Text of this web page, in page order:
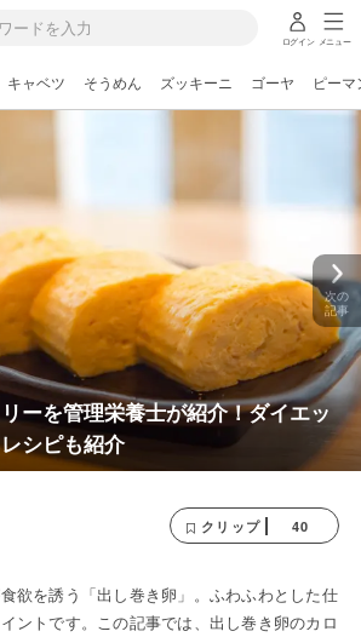
ログイン メニュー
キャベツ そうめん ズッキーニ ゴーヤ ピーマ
ーを管理栄養士が紹介！ダイエッ
シピも紹介
次の
記事
クリップ 40
欲を誘う「出し巻き卵」。ふわふわとした仕
ントです。この記事では、出し巻き卵のカロ